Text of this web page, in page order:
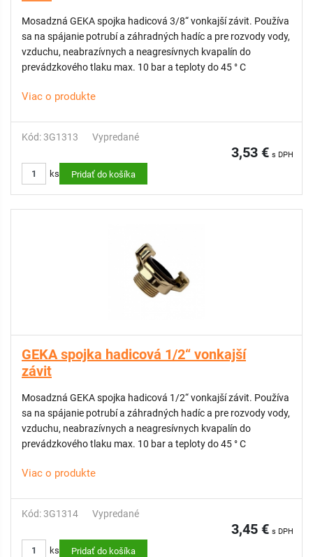
Mosadzná GEKA spojka hadicová 3/8“ vonkajší závit. Používa
sa na spájanie potrubí a záhradných hadíc a pre rozvody vody,
vzduchu, neabrazívnych a neagresívnych kvapalín do
prevádzkového tlaku max. 10 bar a teploty do 45 ° C
Viac o produkte
Kód: 3G1313 Vypredané
3,53 € s DPH
ks Pridať do košíka
GEKA spojka hadicová 1/2“ vonkajší
závit
Mosadzná GEKA spojka hadicová 1/2“ vonkajší závit. Používa
sa na spájanie potrubí a záhradných hadíc a pre rozvody vody,
vzduchu, neabrazívnych a neagresívnych kvapalín do
prevádzkového tlaku max. 10 bar a teploty do 45 ° C
Viac o produkte
Kód: 3G1314 Vypredané
3,45 € s DPH
ks Pridať do košíka